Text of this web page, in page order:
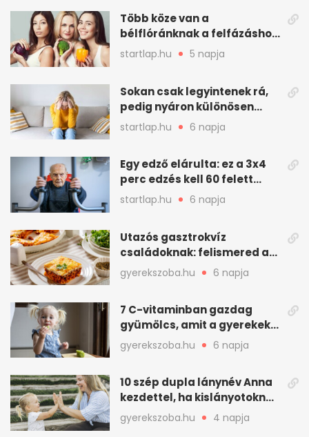
Több köze van a
bélflóránknak a felfázáshoz,
mint hinnénk – Így védhetjük
nyáron a húgyutakat (x)
startlap.hu 5 napja
Sokan csak legyintenek rá,
pedig nyáron különösen
gyakran jelentkezik ez a
kellemetlen betegség
startlap.hu 6 napja
Egy edző elárulta: ez a 3x4
perc edzés kell 60 felett
mindenkinek
startlap.hu 6 napja
Utazós gasztrokvíz
családoknak: felismered az
asadót és társait?
gyerekszoba.hu 6 napja
7 C-vitaminban gazdag
gyümölcs, amit a gyerekek
is szívesen megesznek
gyerekszoba.hu 6 napja
10 szép dupla lánynév Anna
kezdettel, ha kislányotoknak
kerestek nevet
gyerekszoba.hu 4 napja